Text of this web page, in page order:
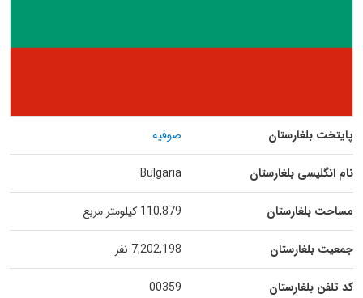
پایتخت بلغارستان صوفیه
نام انگلیسی بلغارستان Bulgaria
مساحت بلغارستان 110,879 کیلومتر مربع
جمعیت بلغارستان 7,202,198 نفر
کد تلفن بلغارستان 00359